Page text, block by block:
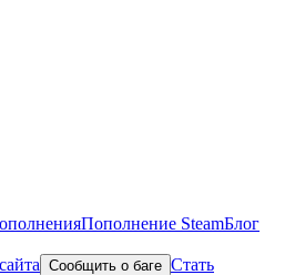
Пополнение SteamБлог
Сообщить о баге Стать